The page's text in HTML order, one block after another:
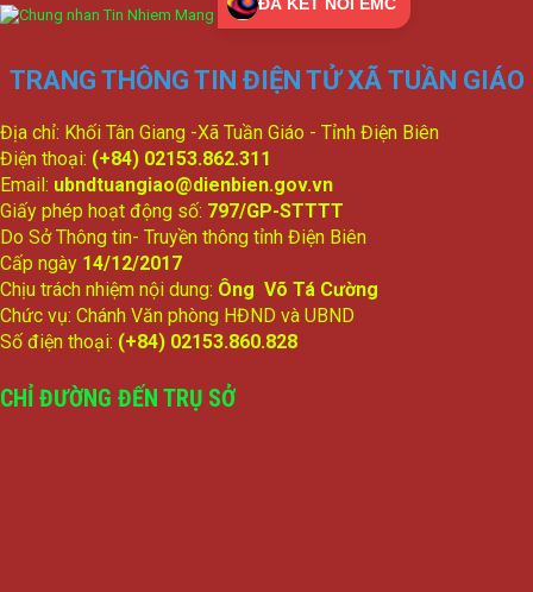
TRANG THÔNG TIN ĐIỆN TỬ XÃ TUẦN GIÁO
Địa chỉ: Khối Tân Giang -Xã Tuần Giáo - Tỉnh Điện Biên
Điện thoại: (+84) 02153.862.311
Email: ubndtuangiao@dienbien.gov.vn
Giấy phép hoạt động số: 797/GP-STTTT
Do Sở Thông tin- Truyền thông tỉnh Điện Biên
Cấp ngày 14/12/2017
Chịu trách nhiệm nội dung: Ông Võ Tá Cường
Chức vụ: Chánh Văn phòng HĐND và UBND
Số điện thoại: (+84) 02153.860.828
CHỈ ĐƯỜNG ĐẾN TRỤ SỞ